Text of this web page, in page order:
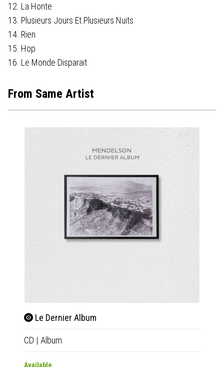
12. La Honte
13. Plusieurs Jours Et Plusieurs Nuits
14. Rien
15. Hop
16. Le Monde Disparait
From Same Artist
Le Dernier Album
CD | Album
Available